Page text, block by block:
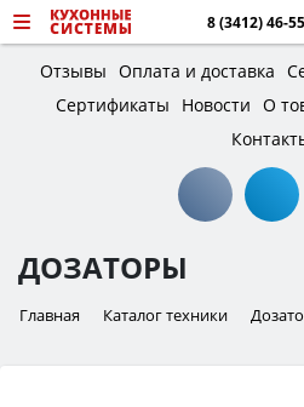
8 (3412) 46-
Отзывы Оплата и доставка
Сертификаты
Новости О
ДОЗАТОРЫ
Главная Каталог техники